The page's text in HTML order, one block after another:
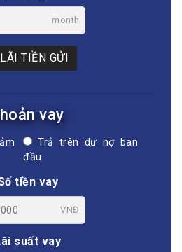
month
TIỀN GỬI
vay
Trả trên dư nợ ban
đầu
tiền vay
VNĐ
suất vay